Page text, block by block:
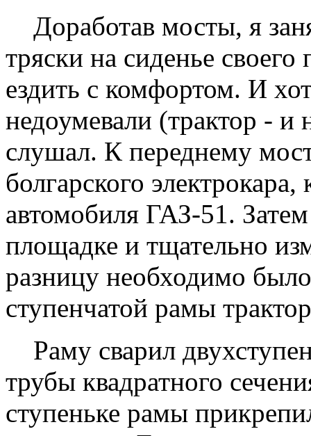
Доработав мосты, я
тряски на сиденье
ездить с комфортом. И
недоумевали (трактор - и
слушал. К переднему
болгарского
автомобиля ГАЗ-51.
площадке и тщательно
разницу необходимо было
ступенчатой рамы
Раму сварил
трубы квадратного
ступеньке рамы